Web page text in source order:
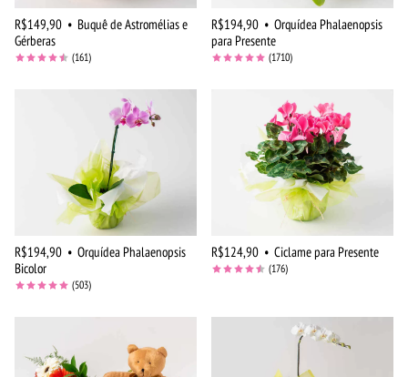
R$149,90 • Buquê de Astromélias e
Gérberas
(161)
R$194,90 • Orquídea Phalaenopsis
para Presente
(1710)
R$194,90 • Orquídea Phalaenopsis
Bicolor
(503)
R$124,90 • Ciclame para Presente
(176)